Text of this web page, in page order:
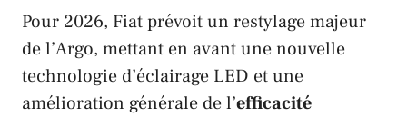
Pour 2026, Fiatprévoit un restylage majeur
de l’Argo, mettant en avant une nouvelle
technologie d’éclairage LED et une
amélioration générale de l’efficacité